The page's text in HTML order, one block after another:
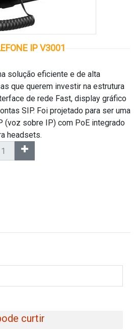
IP V3001
solução eficiente e de alta
que querem investir na estrutura
de rede Fast, display gráfico
SIP. Foi projetado para ser uma
(voz sobre IP) com PoE integrado
headsets.
curtir